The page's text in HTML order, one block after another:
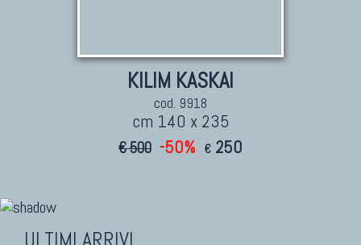
KILIM KASKAI
cod. 9918
cm 140 x 235
€ 500 -50% € 250